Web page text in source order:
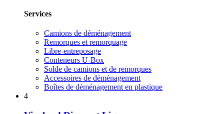
Services
Camions de déménagement
Remorques et remorquage
Libre-entreposage
Conteneurs U-Box
Solde de camions et de remorques
Accessoires de déménagement
Boîtes de déménagement en plastique
4